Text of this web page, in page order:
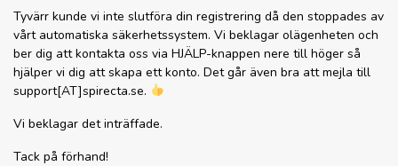
Tyvärr kunde vi inte slutföra din registrering då den stoppades av
vårt automatiska säkerhetssystem. Vi beklagar olägenheten och
ber dig att kontakta oss via HJÄLP-knappen nere till höger så
hjälper vi dig att skapa ett konto. Det går även bra att mejla till
support[AT]spirecta.se.
Vi beklagar det inträffade.
Tack på förhand!